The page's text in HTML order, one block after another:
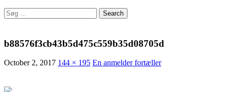
Search
for:
b88576f3cb43b5d475c559b35d08705d
October 2, 2017 144 × 195 En anmelder fortæller